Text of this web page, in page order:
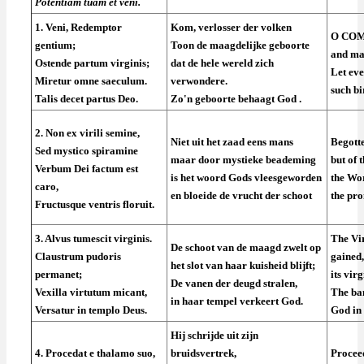
1. Veni, Redemptor
gentium;
Ostende partum virginis;
Miretur omne saeculum.
Talis decet partus Deo.
Kom, verlosser der volken
Toon de maagdelijke geboorte
dat de hele wereld zich
verwondere.
Zo'n geboorte behaagt God .
O
and
Let
such
2. Non ex virili semine,
Sed mystico spiramine
Verbum Dei factum est
caro,
Fructusque ventris floruit.
Niet uit het zaad eens mans
maar door mystieke beademing
is het woord Gods vleesgeworden
en bloeide de vrucht der schoot
but of
the
the
3. Alvus tumescit virginis.
Claustrum pudoris
permanet;
Vexilla virtutum micant,
Versatur in templo Deus.
De schoot van de maagd zwelt op
het slot van haar kuisheid blijft;
De vanen der deugd stralen,
in haar tempel verkeert God.
The
gained,
its
The
God in
4. Procedat e thalamo suo,
Hij schrijde uit zijn
bruidsvertrek,